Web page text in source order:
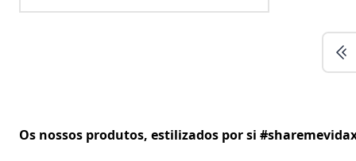
Os nossos produtos, estilizados por si